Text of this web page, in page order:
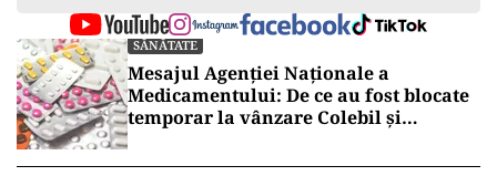
SĂNĂTATE
Mesajul Agenției Naționale a
Medicamentului: De ce au fost blocate
temporar la vânzare Colebil și